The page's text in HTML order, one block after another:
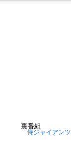
裏番組
侍ジャイアンツ